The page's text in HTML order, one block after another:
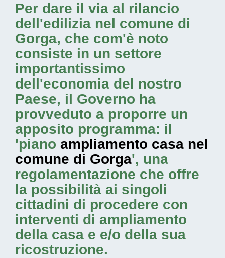
Per dare il via al rilancio
dell'edilizia nel comune di
Gorga, che com'è noto
consiste in un settore
importantissimo
dell'economia del nostro
Paese, il Governo ha
provveduto a proporre un
apposito programma: il
'piano ampliamento casa nel
comune di Gorga', una
regolamentazione che offre
la possibilità ai singoli
cittadini di procedere con
interventi di ampliamento
della casa e e/o della sua
ricostruzione.